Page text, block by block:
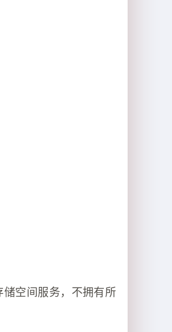
空间服务，不拥有所